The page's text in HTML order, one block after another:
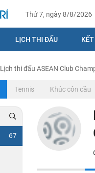
Thứ 7, ngày 8/8/2026
LỊCH THI ĐẤU
Lịch thi đấu ASEAN Club
Tennis Khúc côn cầu
67